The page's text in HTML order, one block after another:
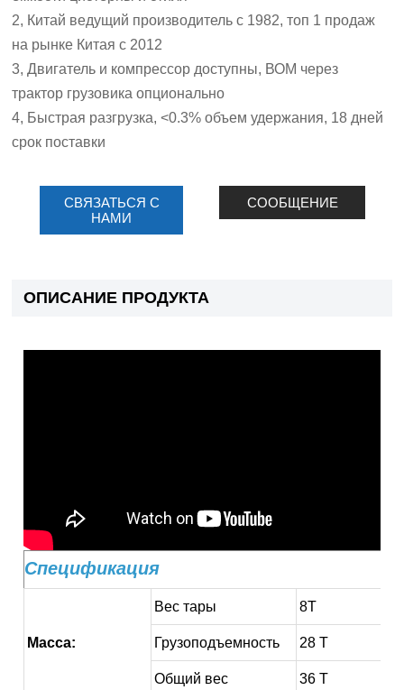
2, Китай ведущий производитель с 1982, топ 1 продаж
на рынке Китая с 2012
3, Двигатель и компрессор доступны, ВОМ через
трактор грузовика опционально
4, Быстрая разгрузка, <0.3% объем удержания, 18 дней
срок поставки
СВЯЗАТЬСЯ С
НАМИ
СООБЩЕНИЕ
ОПИСАНИЕ ПРОДУКТА
Спецификация
Масса:
Вес тары 8Т
Грузоподъемность 28 Т
Общий вес 36 Т